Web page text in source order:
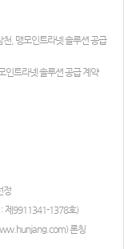
, 맹모인트라넷 솔루션 공급
인트라넷 솔루션 공급 계약
정
: 제9911341-1378호)
) 론칭